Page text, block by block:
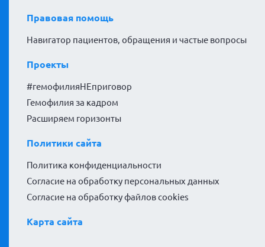
Правовая помощь
Навигатор пациентов, обращения и частые вопросы
Проекты
#гемофилияНЕприговор
Гемофилия за кадром
Расширяем горизонты
Политики сайта
Политика конфиденциальности
Согласие на обработку персональных данных
Согласие на обработку файлов cookies
Карта сайта